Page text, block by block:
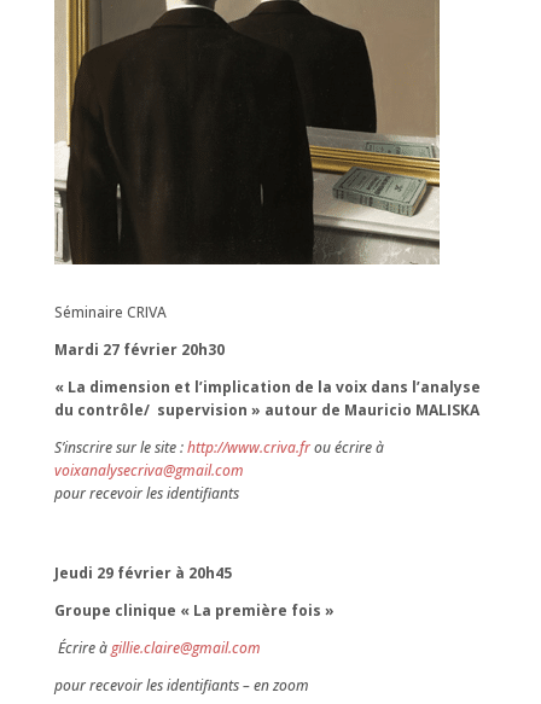
Séminaire CRIVA
Mardi 27 février 20h30
« La dimension et l’implication de la voix dans l’analyse
du contrôle/ supervision » autour de Mauricio MALISKA
S’inscrire sur le site :http://www.criva.frou écrire à
voixanalysecriva@gmail.com
pour recevoir les identifiants
Jeudi 29 février à 20h45
Groupe clinique « La première fois »
Écrire àgillie.claire@gmail.com
pour recevoir les identifiants – en zoom